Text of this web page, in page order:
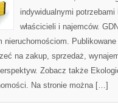
indywidualnymi
właścicieli i najemców.
Publikowane
na zakup, sprzedaż,
Zobacz także
Na stronie można […]